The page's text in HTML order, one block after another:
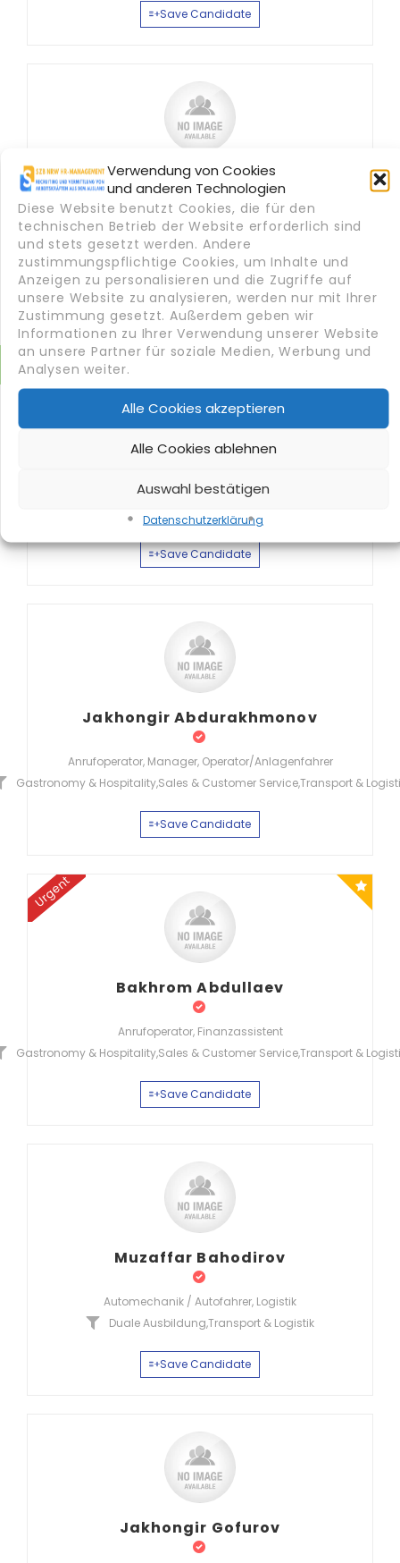
Verwendung von Cookies
und anderen Technologien
Diese Website benutzt Cookies, die für den
technischen Betrieb der Website erforderlich sind
und stets gesetzt werden. Andere
zustimmungspflichtige Cookies, um Inhalte und
Anzeigen zu personalisieren und die Zugriffe auf
unsere Website zu analysieren, werden nur mit Ihrer
Zustimmung gesetzt. Außerdem geben wir
Informationen zu Ihrer Verwendung unserer Website
an unsere Partner für soziale Medien, Werbung und
Analysen weiter.
Alle Cookies akzeptieren
Alle Cookies ablehnen
Auswahl bestätigen
Datenschutz­erklärung
Save Candidate
Karimov Nozimdschon
LKW-Fahrer
Namangan, Uzbekistan
Transport & Logistik
Save Candidate
Mukhamadumar Bakirov
LKW-Fahrer
Andijon, Uzbekistan
Transport & Logistik
Save Candidate
Jakhongir Abdurakhmonov
Anrufoperator, Manager, Operator/Anlagenfahrer
Gastronomy & Hospitality,Sales & Customer Service,Transport &
Save Candidate
Urgent
Bakhrom Abdullaev
Anrufoperator, Finanzassistent
Gastronomy & Hospitality,Sales & Customer Service,Transport &
Save Candidate
Muzaffar Bahodirov
Automechanik / Autofahrer, Logistik
Duale Ausbildung,Transport & Logistik
Save Candidate
Jakhongir Gofurov